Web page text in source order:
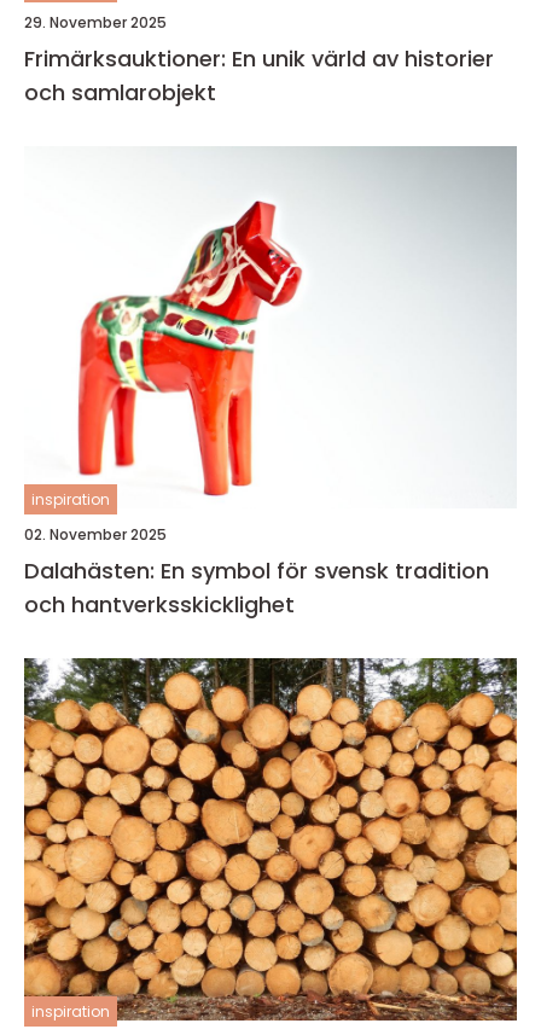
29. November 2025
Frimärksauktioner: En unik värld av historier
och samlarobjekt
inspiration
02. November 2025
Dalahästen: En symbol för svensk tradition
och hantverksskicklighet
inspiration